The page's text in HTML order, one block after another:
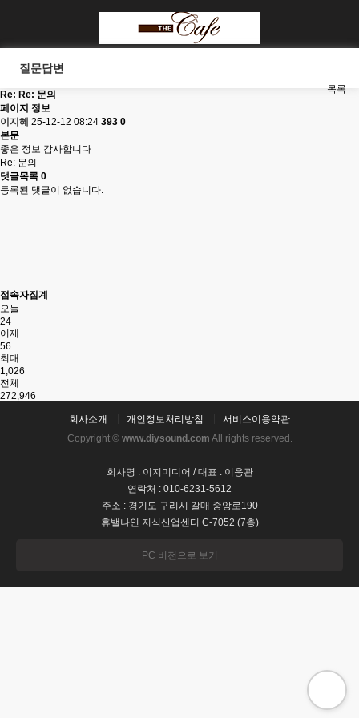
질문답변
목록
Re: Re: 문의
페이지 정보
이지혜 25-12-12 08:24 393 0
본문
좋은 정보 감사합니다
Re: 문의
댓글목록 0
등록된 댓글이 없습니다.
접속자집계
오늘
24
어제
56
최대
1,026
전체
272,946
회사소개 개인정보처리방침
서비스이용약관
Copyright © www.diysound.com All rights reserved.
회사명 : 이지미디어 / 대표 : 이응관
연락처 : 010-6231-5612
주소 : 경기도 구리시 갈매 중앙로190
휴밸나인 지식산업센터 C-7052 (7층)
PC 버전으로 보기